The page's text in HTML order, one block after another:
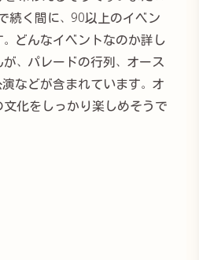
続く間に、90以上のイベン
どんなイベントなのか詳し
、パレードの行列、オース
などが含まれています。オ
化をしっかり楽しめそうで